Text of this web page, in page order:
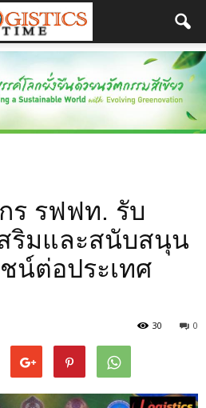
ร รฟฟท. รับ
สริมและสนับสนุน
น์ต่อประเทศ
0
30